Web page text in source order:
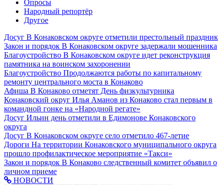
Опросы
Народный репортёр
Другое
Досуг В Конаковском округе отметили престольный праздник
Закон и порядок В Конаковском округе задержали мошенника
Благоустройство В Конаковском округе идет реконструкция
памятника на воинском захоронении
Благоустройство Продолжаются работы по капитальному
ремонту центрального моста в Конаково
Афиша В Конаково отметят День физкультурника
Конаковский округ Илья Аманов из Конаково стал первым в
командной гонке на «Народной регате»
Досуг Ильин день отметили в Едимонове Конаковского
округа
Досуг В Конаковском округе село отметило 467-летие
Дороги На территории Конаковского муниципального округа
прошло профилактическое мероприятие «Такси»
Закон и порядок В Конаково следственный комитет объявил о
личном приеме
НОВОСТИ